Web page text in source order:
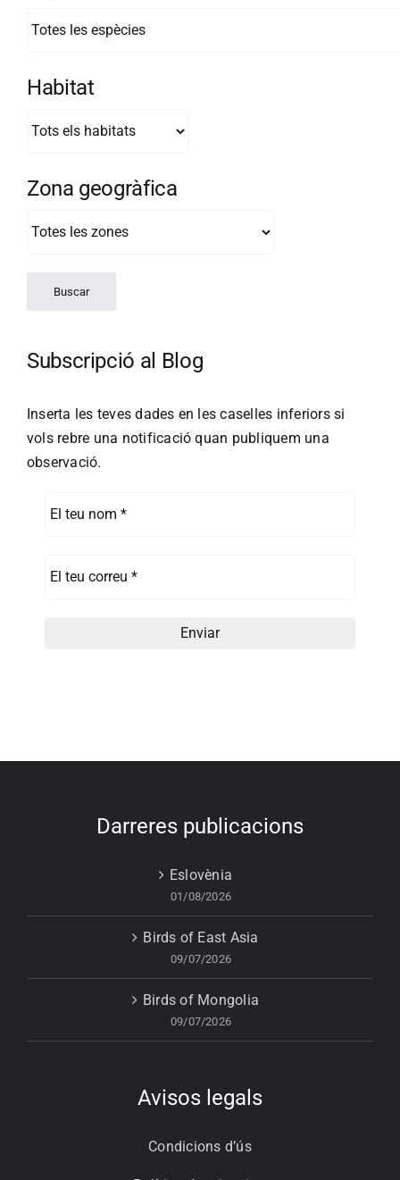
Habitat
Zona geogràfica
Subscripció al Blog
Inserta les teves dades en les caselles inferiors si
vols rebre una notificació quan publiquem una
observació.
Darreres publicacions
Eslovènia
01/08/2026
Birds of East Asia
09/07/2026
Birds of Mongolia
09/07/2026
Avisos legals
Condicions d’ús